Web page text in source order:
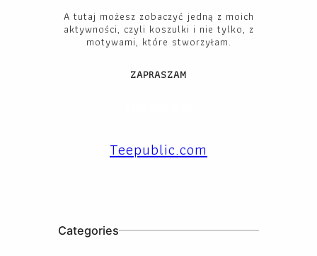
A tutaj możesz zobaczyć jedną z moich
aktywności, czyli koszulki i nie tylko, z
motywami, które stworzyłam.
ZAPRASZAM
Teepublic.com
Categories